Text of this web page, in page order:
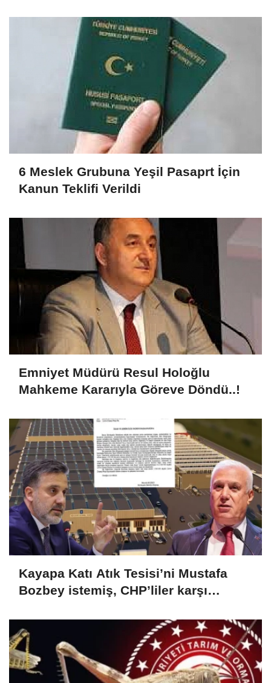
6 Meslek Grubuna Yeşil Pasaprt İçin
Kanun Teklifi Verildi
Emniyet Müdürü Resul Holoğlu
Mahkeme Kararıyla Göreve Döndü..!
Kayapa Katı Atık Tesisi’ni Mustafa
Bozbey istemiş, CHP’liler karşı